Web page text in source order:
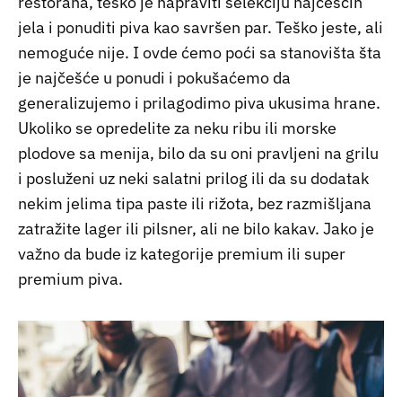
jela i ponuditi piva kao savršen par. Teško jeste, ali
nemoguće nije. I ovde ćemo poći sa stanovišta šta
je najčešće u ponudi i pokušaćemo da
generalizujemo i prilagodimo piva ukusima hrane.
Ukoliko se opredelite za neku ribu ili morske
plodove sa menija, bilo da su oni pravljeni na grilu
i posluženi uz neki salatni prilog ili da su dodatak
nekim jelima tipa paste ili rižota, bez razmišljana
zatražite lager ili pilsner, ali ne bilo kakav. Jako je
važno da bude iz kategorije premium ili super
premium piva.